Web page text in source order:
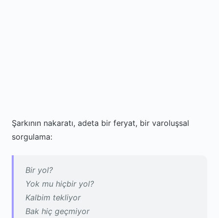
Şarkının nakaratı, adeta bir feryat, bir varoluşsal
sorgulama:
Bir yol?
Yok mu hiçbir yol?
Kalbim tekliyor
Bak hiç geçmiyor